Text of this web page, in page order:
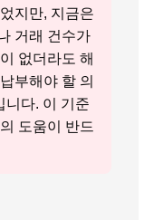
지만, 지금은
거래 건수가
없더라도 해
부해야 할 의
니다. 이 기준
도움이 반드